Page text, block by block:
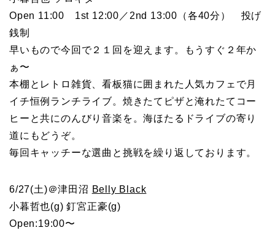
Open 11:00 1st 12:00／2nd 13:00（各40分） 投げ
銭制
早いもので今回で２１回を迎えます。もうすぐ２年か
ぁ〜
本棚とレトロ雑貨、看板猫に囲まれた人気カフェで月
イチ恒例ランチライブ。焼きたてピザと淹れたてコー
ヒーと共にのんびり音楽を。海ほたるドライブの寄り
道にもどうぞ。
毎回キャッチーな選曲と挑戦を繰り返しております。
6/27(土)＠津田沼 Belly Black
小暮哲也(g) 釘宮正豪(g)
Open:19:00〜